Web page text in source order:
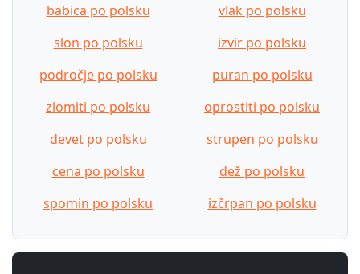
babica po polsku
vlak po polsku
slon po polsku
izvir po polsku
področje po polsku
puran po polsku
zlomiti po polsku
oprostiti po polsku
devet po polsku
strupen po polsku
cena po polsku
dež po polsku
spomin po polsku
izčrpan po polsku